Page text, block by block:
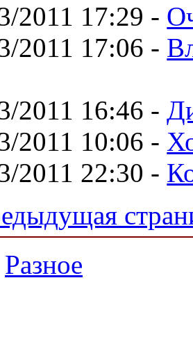
2011 17:29 -
2011 17:06 -
2011 16:46 -
2011 10:06 -
2011 22:30 -
Разное